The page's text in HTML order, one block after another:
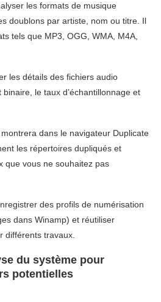
les formats de musique
doublons par artiste, nom ou titre. Il
tels que MP3, OGG, WMA, M4A,
les détails des fichiers audio
le taux d’échantillonnage et
dans le navigateur Duplicate
les répertoires dupliqués et
que vous ne souhaitez pas
des profils de numérisation
dans Winamp) et réutiliser
différents travaux.
du système pour
potentielles